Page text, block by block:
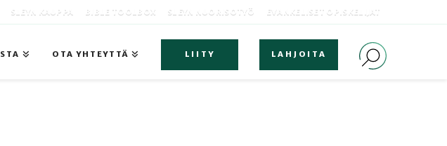
SLEYN KAUPPA BIBLE TOOLBOX SLEYN NUORISOTYÖ EVANKELISET OPISKELIJAT
OTA YHTEYTTÄ LIITY LAHJOITA